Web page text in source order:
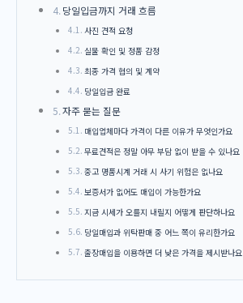
당일입금까지 거래 흐름
사진 견적 요청
실물 확인 및 정품 감정
최종 가격 협의 및 계약
당일입금 완료
자주 묻는 질문
매입업체마다 가격이 다른 이유가 무엇인가요
무료견적은 정말 아무 부담 없이 받을 수 있나요
중고 명품시계 거래 시 사기 위험은 없나요
보증서가 없어도 매입이 가능한가요
지금 시세가 오를지 내릴지 어떻게 판단하나요
당일매입과 위탁판매 중 어느 쪽이 유리한가요
출장매입을 이용하면 더 낮은 가격을 제시받나요